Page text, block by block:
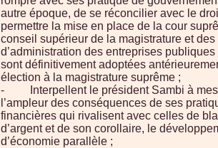
autre époque, de se réconcilier avec le
permettre la mise en place de la cour
conseil supérieur de la magistrature et
d’administration des entreprises
sont définitivement adoptées
élection à la magistrature suprême ;
- Interpellent le président Sambi à
l’ampleur des conséquences de ses
financières qui rivalisent avec celles de
d’argent et de son corollaire, le
d’économie parallèle ;